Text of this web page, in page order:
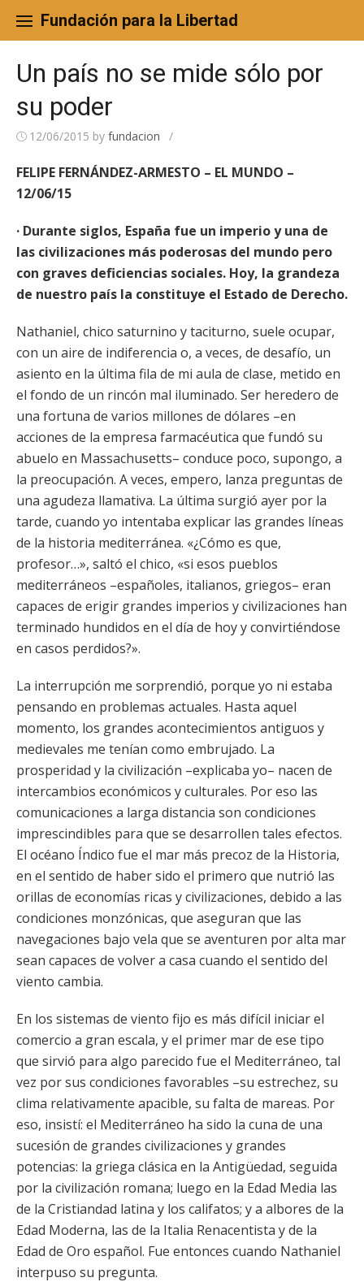
content
Fundación para la Libertad
Un país no se mide sólo por
su poder
12/06/2015 by fundacion /
FELIPE FERNÁNDEZ-ARMESTO – EL MUNDO –
12/06/15
· Durante siglos, España fue un imperio y una de
las civilizaciones más poderosas del mundo pero
con graves deficiencias sociales. Hoy, la grandeza
de nuestro país la constituye el Estado de Derecho.
Nathaniel, chico saturnino y taciturno, suele ocupar,
con un aire de indiferencia o, a veces, de desafío, un
asiento en la última fila de mi aula de clase, metido en
el fondo de un rincón mal iluminado. Ser heredero de
una fortuna de varios millones de dólares –en
acciones de la empresa farmacéutica que fundó su
abuelo en Massachusetts– conduce poco, supongo, a
la preocupación. A veces, empero, lanza preguntas de
una agudeza llamativa. La última surgió ayer por la
tarde, cuando yo intentaba explicar las grandes líneas
de la historia mediterránea. «¿Cómo es que,
profesor…», saltó el chico, «si esos pueblos
mediterráneos –españoles, italianos, griegos– eran
capaces de erigir grandes imperios y civilizaciones han
terminado hundidos en el día de hoy y convirtiéndose
en casos perdidos?».
La interrupción me sorprendió, porque yo ni estaba
pensando en problemas actuales. Hasta aquel
momento, los grandes acontecimientos antiguos y
medievales me tenían como embrujado. La
prosperidad y la civilización –explicaba yo– nacen de
intercambios económicos y culturales. Por eso las
comunicaciones a larga distancia son condiciones
imprescindibles para que se desarrollen tales efectos.
El océano Índico fue el mar más precoz de la Historia,
en el sentido de haber sido el primero que nutrió las
orillas de economías ricas y civilizaciones, debido a las
condiciones monzónicas, que aseguran que las
navegaciones bajo vela que se aventuren por alta mar
sean capaces de volver a casa cuando el sentido del
viento cambia.
En los sistemas de viento fijo es más difícil iniciar el
comercio a gran escala, y el primer mar de ese tipo
que sirvió para algo parecido fue el Mediterráneo, tal
vez por sus condiciones favorables –su estrechez, su
clima relativamente apacible, su falta de mareas. Por
eso, insistí: el Mediterráneo ha sido la cuna de una
sucesión de grandes civilizaciones y grandes
potencias: la griega clásica en la Antigüedad, seguida
por la civilización romana; luego en la Edad Media las
de la Cristiandad latina y los califatos; y a albores de la
Edad Moderna, las de la Italia Renacentista y de la
Edad de Oro español. Fue entonces cuando Nathaniel
interpuso su pregunta.